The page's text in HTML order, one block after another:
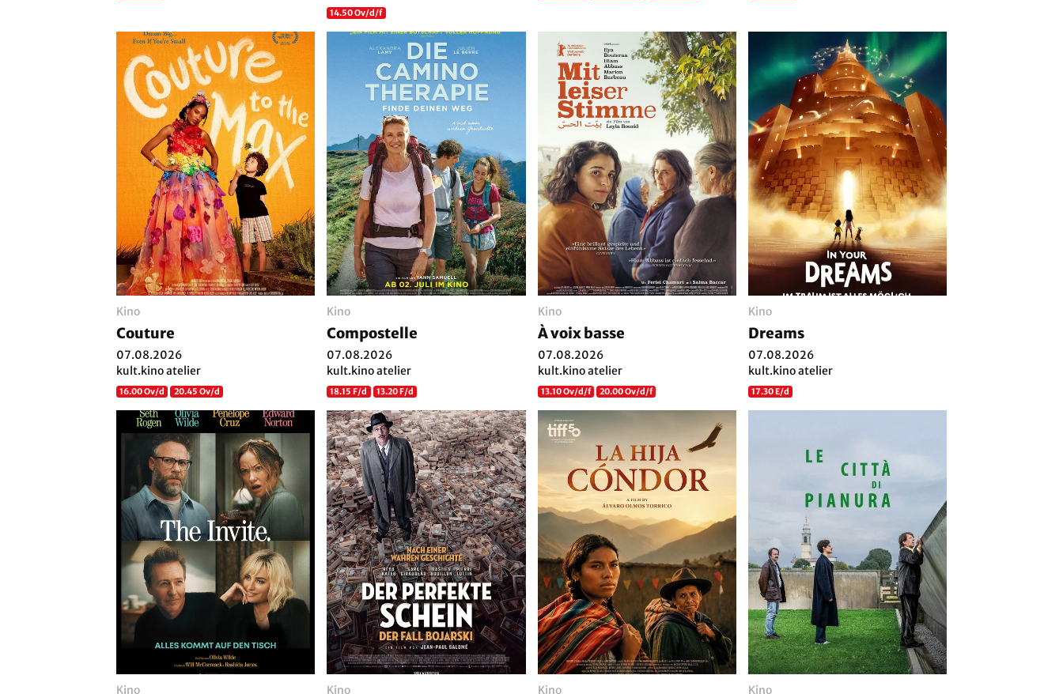
14.50 Ov/d/f
Kino
Couture
07.08.2026
kult.kino atelier
16.00 Ov/d 20.45 Ov/d
Kino
Compostelle
07.08.2026
kult.kino atelier
18.15 F/d 13.20 F/d
Kino
À voix basse
07.08.2026
kult.kino atelier
13.10 Ov/d/f 20.00 Ov/d/f
Kino
Dreams
07.08.2026
kult.kino atelier
17.30 E/d
Kino Kino Kino Kino